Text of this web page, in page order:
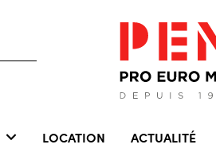
LOCATION ACTUALITÉ